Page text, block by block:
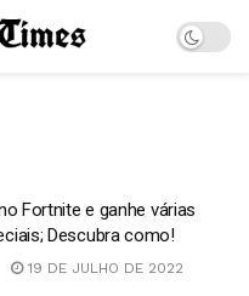
Fortnite e ganhe várias
Descubra como!
19 DE JULHO DE 2022